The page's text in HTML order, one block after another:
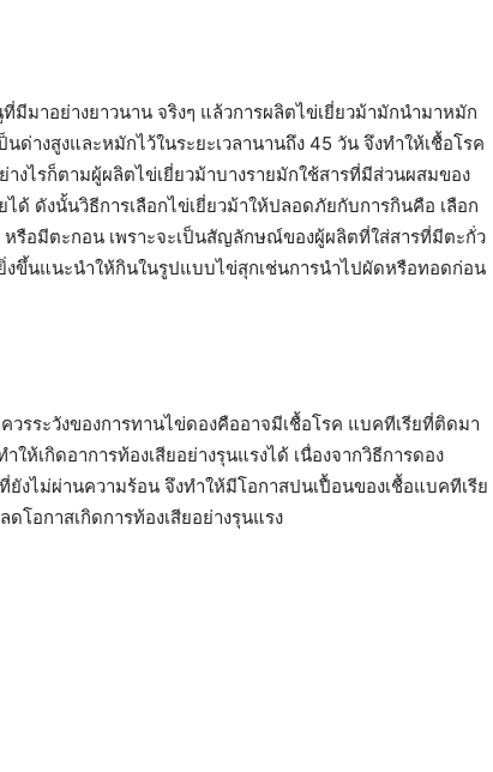
างยาวนาน จริงๆ แล้วการผลิตไข่เยี่ยวม้ามักนำมาหมัก
างสูงและหมักไว้ในระยะเวลานานถึง 45 วัน จึงทำให้เชื้อโรค
ไรก็ตามผู้ผลิตไข่เยี่ยวม้าบางรายมักใช้สารที่มีส่วนผสมของ
ด้ ดังนั้นวิธีการเลือกไข่เยี่ยวม้าให้ปลอดภัยกับการกินคือ เลือก
รือมีตะกอน เพราะจะเป็นสัญลักษณ์ของผู้ผลิตที่ใส่สารที่มีตะกั่ว
ขึ้นแนะนำให้กินในรูปแบบไข่สุกเช่นการนำไปผัดหรือทอดก่อน
งของการทานไข่ดองคืออาจมีเชื้อโรค แบคทีเรียที่ติดมา
ห้เกิดอาการท้องเสียอย่างรุนแรงได้ เนื่องจากวิธีการดอง
งไม่ผ่านความร้อน จึงทำให้มีโอกาสปนเปื้อนของเชื้อแบคทีเรีย
โอกาสเกิดการท้องเสียอย่างรุนแรง